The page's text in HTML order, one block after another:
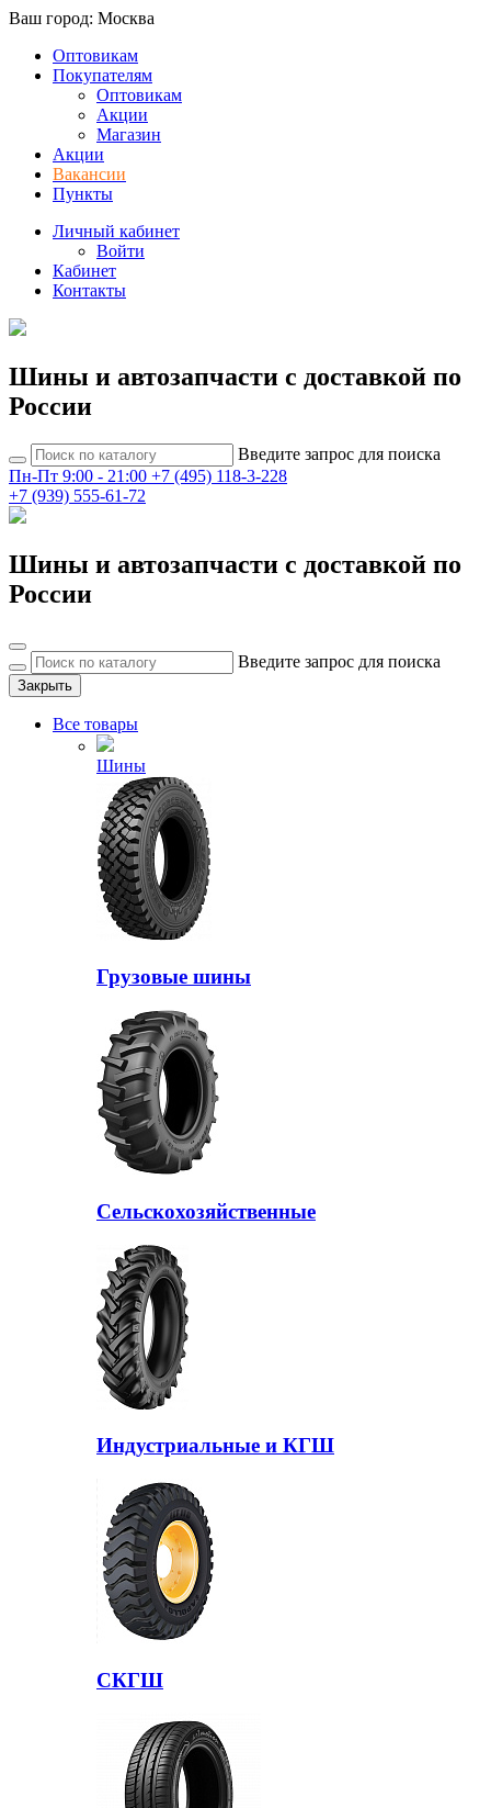
Ваш город: Москва
Оптовикам
Покупателям
Оптовикам
Акции
Магазин
Акции
Вакансии
Пункты
Личный кабинет
Войти
Кабинет
Контакты
Шины и автозапчасти с доставкой по
России
Введите запрос для поиска
Пн-Пт 9:00 - 21:00 +7 (495) 118-3-228
+7 (939) 555-61-72
Шины и автозапчасти с доставкой по
России
Введите запрос для поиска
Закрыть
Все товары
Шины
Грузовые шины
Сельскохозяйственные
Индустриальные и КГШ
СКГШ